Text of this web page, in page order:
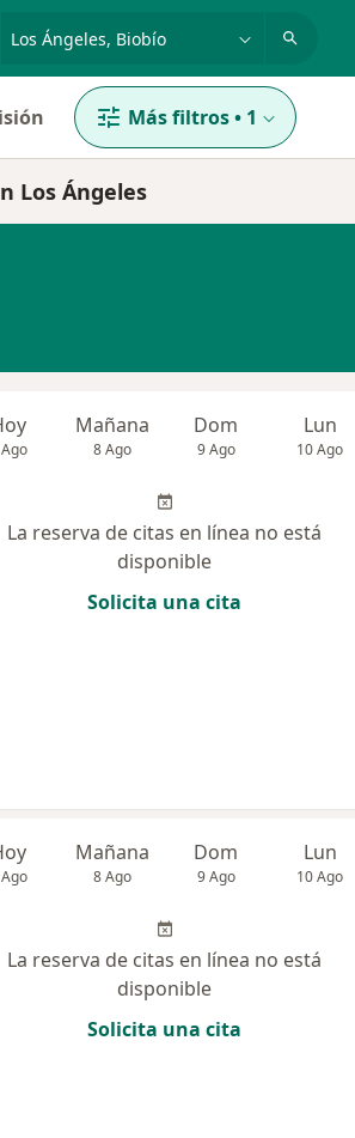
ciudad o comuna
Más filtros• 1
Los Ángeles
Mañana
8 Ago
Dom
9 Ago
Lun
10 Ago
La reserva de citas en línea no está
disponible
Solicita una cita
Mañana
8 Ago
Dom
9 Ago
Lun
10 Ago
La reserva de citas en línea no está
disponible
Solicita una cita